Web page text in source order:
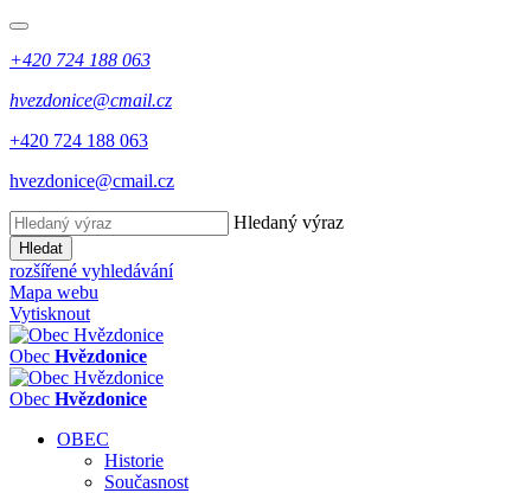
+420 724 188 063
hvezdonice@cmail.cz
+420 724 188 063
hvezdonice@cmail.cz
Hledaný výraz
Hledat
rozšířené vyhledávání
Mapa webu
Vytisknout
Obec Hvězdonice
Obec Hvězdonice
OBEC
Historie
Současnost